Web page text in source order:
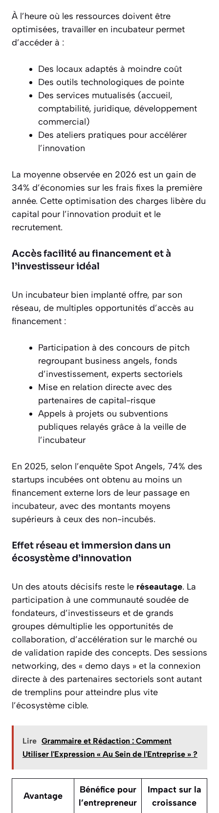
À l’heure où les ressources doivent être
optimisées, travailler en incubateur permet
d’accéder à :
Des locaux adaptés à moindre coût
Des outils technologiques de pointe
Des services mutualisés (accueil,
comptabilité, juridique, développement
commercial)
Des ateliers pratiques pour accélérer
l’innovation
La moyenne observée en 2026 est un gain de
34% d’économies sur les frais fixes la première
année. Cette optimisation des charges libère du
capital pour l’innovation produit et le
recrutement.
Accès facilité au financement et à
l’investisseur idéal
Un incubateur bien implanté offre, par son
réseau, de multiples opportunités d’accès au
financement :
Participation à des concours de pitch
regroupant business angels, fonds
d’investissement, experts sectoriels
Mise en relation directe avec des
partenaires de capital-risque
Appels à projets ou subventions
publiques relayés grâce à la veille de
l’incubateur
En 2025, selon l’enquête Spot Angels, 74% des
startups incubées ont obtenu au moins un
financement externe lors de leur passage en
incubateur, avec des montants moyens
supérieurs à ceux des non-incubés.
Effet réseau et immersion dans un
écosystème d’innovation
Un des atouts décisifs reste le réseautage. La
participation à une communauté soudée de
fondateurs, d’investisseurs et de grands
groupes démultiplie les opportunités de
collaboration, d’accélération sur le marché ou
de validation rapide des concepts. Des sessions
networking, des « demo days » et la connexion
directe à des partenaires sectoriels sont autant
de tremplins pour atteindre plus vite
l’écosystème cible.
Lire Grammaire et Rédaction : Comment
Utiliser l'Expression « Au Sein de l'Entreprise » ?
Avantage
Bénéfice pour
l’entrepreneur
Impact sur la
croissance